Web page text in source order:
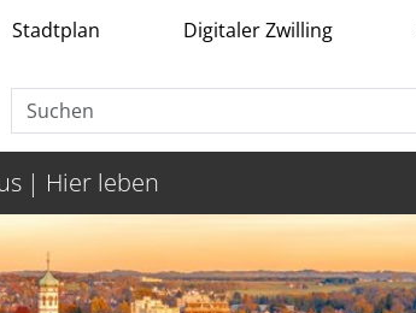
Stadtplan Digitaler Zwilling
Hier leben